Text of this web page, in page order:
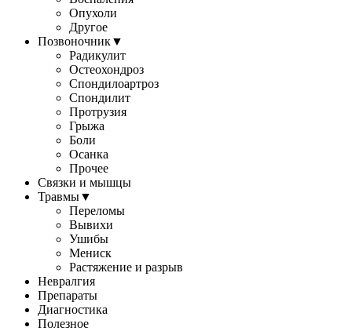
Опухоли
Другое
Позвоночник▼
Радикулит
Остеохондроз
Спондилоартроз
Спондилит
Протрузия
Грыжа
Боли
Осанка
Прочее
Связки и мышцы
Травмы▼
Переломы
Вывихи
Ушибы
Мениск
Растяжение и разрыв
Невралгия
Препараты
Диагностика
Полезное